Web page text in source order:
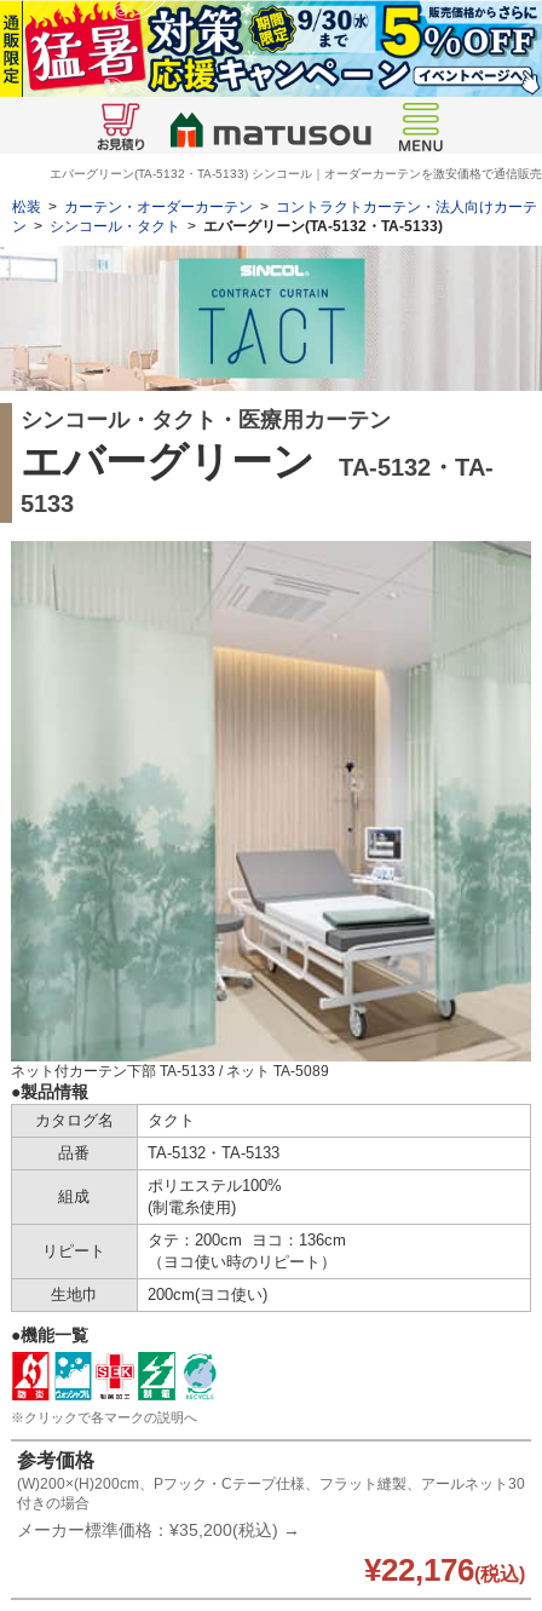
エバーグリーン(TA-5132・TA-5133) シンコール｜オーダーカーテンを激安価格で通信販売
松装 > カーテン・オーダーカーテン > コントラクトカーテン・法人向けカーテ
ン > シンコール・タクト > エバーグリーン(TA-5132・TA-5133)
シンコール・タクト・医療用カーテン
エバーグリーン
TA-5132・TA-
5133
ネット付カーテン下部 TA-5133 / ネット TA-5089
●製品情報
カタログ名
タクト
品番
TA-5132・TA-5133
組成
ポリエステル100%
(制電糸使用)
リピート
タテ：200cm ヨコ：136cm
（ヨコ使い時のリピート）
生地巾
200cm(ヨコ使い)
●機能一覧
※クリックで各マークの説明へ
参考価格
(W)200×(H)200cm、Pフック・Cテープ仕様、フラット縫製、アールネット30
付きの場合
メーカー標準価格： ¥35,200(税込) →
¥22,176(税込)